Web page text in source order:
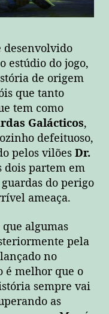
estúdio do jogo,
de origem
que tanto
tem como
Galácticos,
defeituoso,
pelos vilões Dr.
dois partem em
do perigo
ameaça.
algumas
pela
no
é melhor que o
sempre vai
as